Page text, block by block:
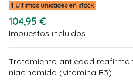
Últimas unidades en stock
104,95 €
Impuestos incluidos
Tratamiento antiedad
niacinamida (vitamina B3)